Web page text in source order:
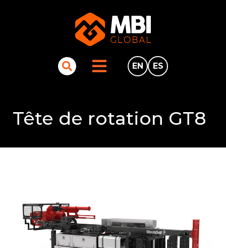
EN ES
Tête de rotation GT8